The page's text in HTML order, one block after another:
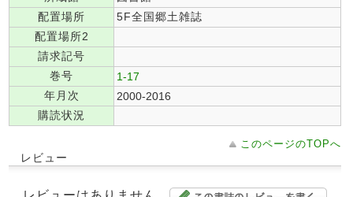
配置場所
5F全国郷土雑誌
配置場所2
請求記号
巻号
1-17
年月次
2000-2016
購読状況
このページのTOPへ
レビュー